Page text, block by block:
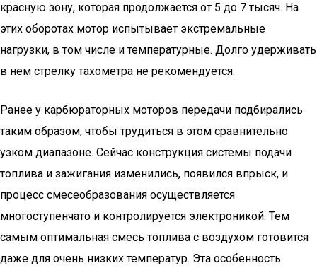
красную зону, которая продолжается от 5 до 7 тысяч. На
этих оборотах мотор испытывает экстремальные
нагрузки, в том числе и температурные. Долго удерживать
в нем стрелку тахометра не рекомендуется.
Ранее у карбюраторных моторов передачи подбирались
таким образом, чтобы трудиться в этом сравнительно
узком диапазоне. Сейчас конструкция системы подачи
топлива и зажигания изменились, появился впрыск, и
процесс смесеобразования осуществляется
многоступенчато и контролируется электроникой. Тем
самым оптимальная смесь топлива с воздухом готовится
даже для очень низких температур. Эта особенность